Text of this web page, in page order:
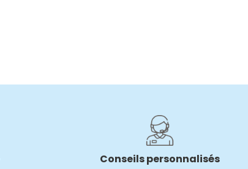
Conseils personnalisés